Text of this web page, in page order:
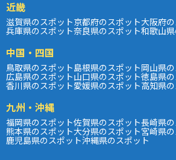
近畿
滋賀県のスポット京都府のスポット大阪府
兵庫県のスポット奈良県のスポット和歌山
中国・四国
鳥取県のスポット島根県のスポット岡山県
広島県のスポット山口県のスポット徳島県
香川県のスポット愛媛県のスポット高知県
九州・沖縄
福岡県のスポット佐賀県のスポット長崎県
熊本県のスポット大分県のスポット宮崎県
鹿児島県のスポット沖縄県のスポット